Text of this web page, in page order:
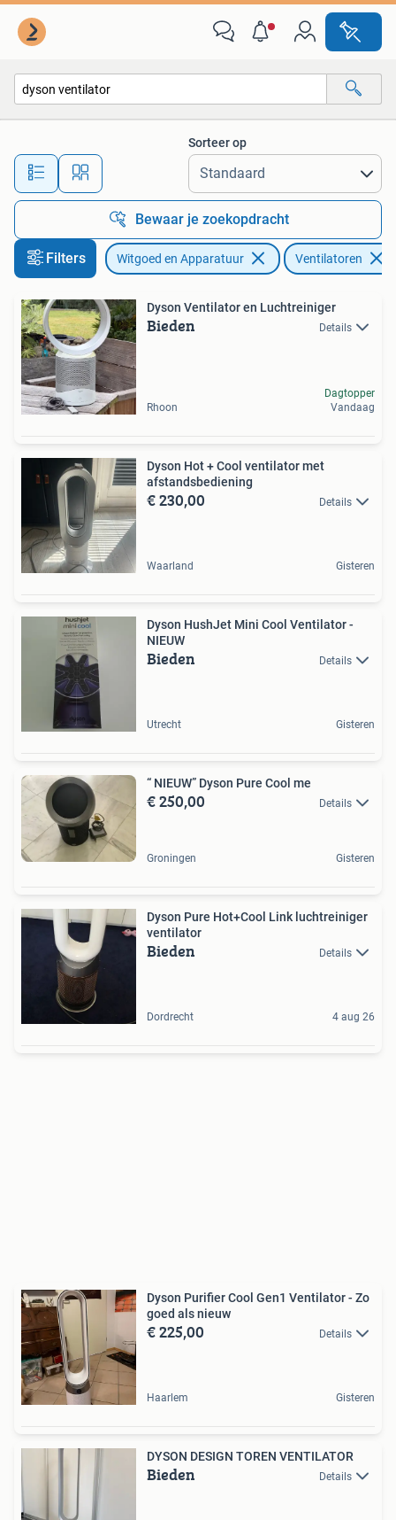
Alle afstanden…
Sorteer op
Bewaar je zoekopdracht
Filters Witgoed en Apparatuur Ventilatoren
Dyson Ventilator en Luchtreiniger
Bieden Details
Rhoon
Dagtopper
Vandaag
Dyson Hot + Cool ventilator met
afstandsbediening
€ 230,00 Details
Waarland Gisteren
Dyson HushJet Mini Cool Ventilator -
NIEUW
Bieden Details
Utrecht Gisteren
“ NIEUW” Dyson Pure Cool me
€ 250,00 Details
Groningen Gisteren
Dyson Pure Hot+Cool Link luchtreiniger
ventilator
Bieden Details
Dordrecht 4 aug 26
Dyson Purifier Cool Gen1 Ventilator - Zo
goed als nieuw
€ 225,00 Details
Haarlem Gisteren
DYSON DESIGN TOREN VENTILATOR
Bieden Details